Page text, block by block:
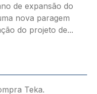
de expansão do
nova paragem
do projeto de...